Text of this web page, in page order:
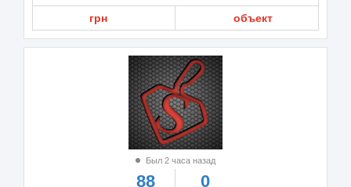
грн объект
Был 2 часа назад
88 0